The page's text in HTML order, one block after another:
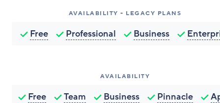
AVAILABILITY - LEGACY PLANS
Free Professional Business
AVAILABILITY
Free Team Business Pinnacle